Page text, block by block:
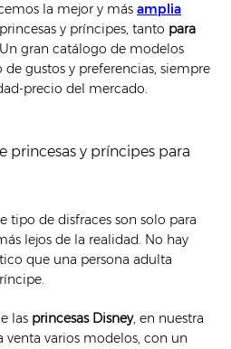
la mejor y más amplia
y príncipes, tanto para
gran catálogo de modelos
gustos y preferencias, siempre
precio del mercado.
princesas y príncipes para
tipo de disfraces son solo para
lejos de la realidad. No hay
que una persona adulta
las princesas Disney, en nuestra
varios modelos, con un